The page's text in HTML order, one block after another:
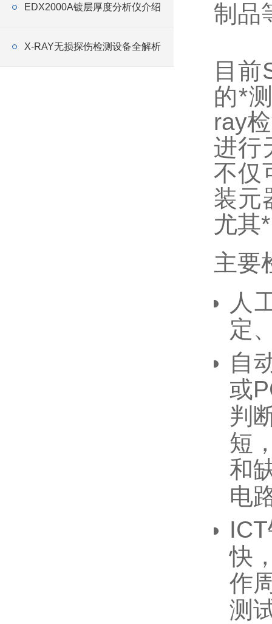
EDX2000A镀层厚度分析仪介绍
X-RAY无损探伤检测设备全解析
制品
目
的*
ray
进行
不仅
装元
尤其
主要
人
定
自
或
判
短
和
电
快
作
测